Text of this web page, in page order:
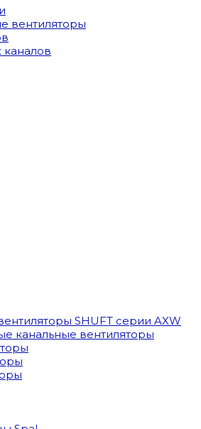
вентиляторы
каналов
SHUFT серии AXW
канальные вентиляторы